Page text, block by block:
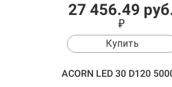
27 456.49
₽
Купить
ACORN LED 30 D120